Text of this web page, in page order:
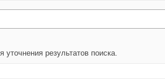
результатов поиска.